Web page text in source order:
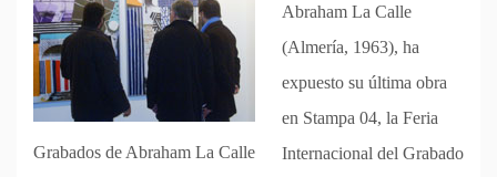
Grabados de Abraham La Calle
Abraham La Calle
(Almería, 1963), ha
expuesto su última obra
en Stampa 04, la Feria
Internacional del Grabado